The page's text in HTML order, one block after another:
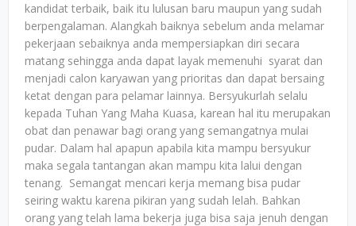
kandidat terbaik, baik itu lulusan baru maupun yang sudah
berpengalaman. Alangkah baiknya sebelum anda melamar
pekerjaan sebaiknya anda mempersiapkan diri secara
matang sehingga anda dapat layak memenuhi syarat dan
menjadi calon karyawan yang prioritas dan dapat bersaing
ketat dengan para pelamar lainnya. Bersyukurlah selalu
kepada Tuhan Yang Maha Kuasa, karean hal itu merupakan
obat dan penawar bagi orang yang semangatnya mulai
pudar. Dalam hal apapun apabila kita mampu bersyukur
maka segala tantangan akan mampu kita lalui dengan
tenang. Semangat mencari kerja memang bisa pudar
seiring waktu karena pikiran yang sudah lelah. Bahkan
orang yang telah lama bekerja juga bisa saja jenuh dengan